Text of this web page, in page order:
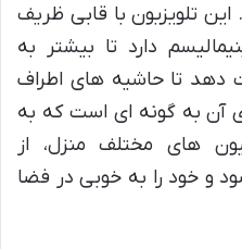
تلویزیون با قابی ظریف
دارد تا بیشتر به
تا حاشیه های اطراف
به گونه ای است که به
های مختلف منزل، از
و خود را به خوبی در فضا